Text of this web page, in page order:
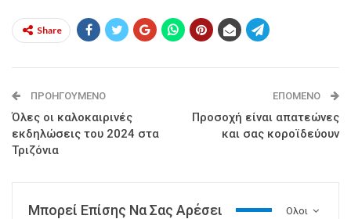
Share
ΠΡΟΗΓΟΎΜΕΝΟ
Όλες οι καλοκαιρινές
εκδηλώσεις του 2024 στα
Τριζόνια
ΕΠΌΜΕΝΟ
Προσοχή είναι απατεώνες
και σας κοροϊδεύουν
Ολοι
Μπορεί Επίσης Να Σας Αρέσει